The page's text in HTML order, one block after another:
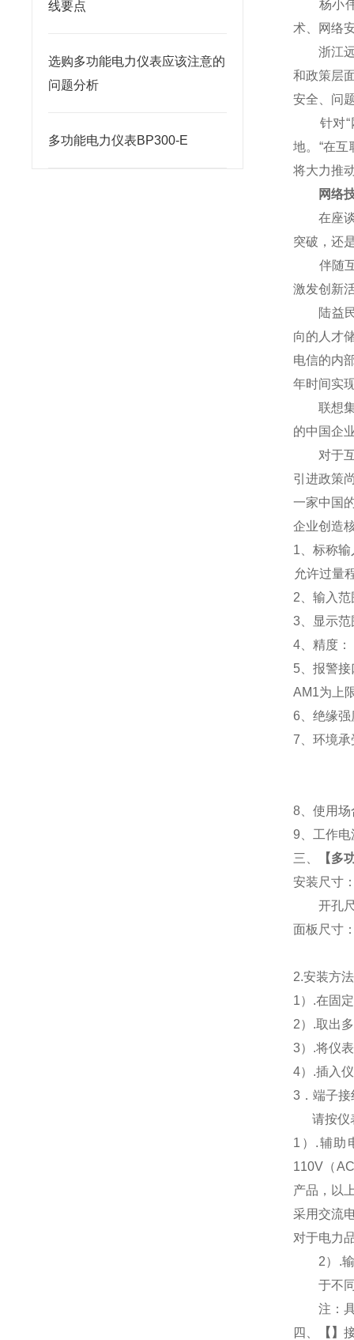
线要点
选购多功能电力仪表应该注意的
问题分析
多功能电力仪表BP300-E
杨小伟
术、网络
浙江远
和政策层
安全、问
针对“网
地。“在
将大力推
网络技
在座谈
突破，还
伴随互
激发创新
陆益民
向的人才
电信的内
年时间实
联想集
的中国企
对于互
引进政策
一家中国
企业创造
1 、标称
允许过量
2 、输入
3
显示
4 、精度：
5 、报警接
AM1为上
6 、绝缘
7 、环境
8 、使用
9 、工作
三、
【多
安装尺寸
开孔
面板尺寸
2.安装方
1）.在固
2）.取出
3）.将仪
4）.插入
3 ．端子
请按仪
1 ） .辅助
110V （
产品，以
采用交流
对于电力
2） .
于不
注：
四、
【 】